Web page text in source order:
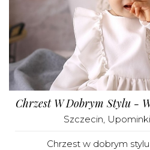
Chrzest W Dobrym Stylu -
Szczecin,
Chrzest w dobrym